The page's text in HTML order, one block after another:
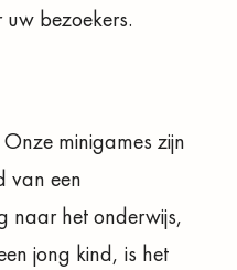
bezoekers.
minigames zijn
van een
naar het onderwijs,
jong kind, is het